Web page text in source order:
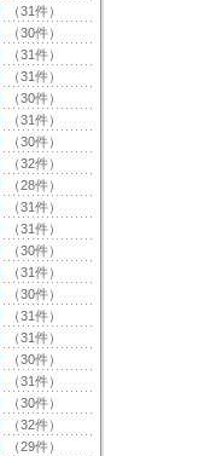
（31件）
（30件）
（31件）
（31件）
（30件）
（31件）
（30件）
（32件）
（28件）
（31件）
（31件）
（30件）
（31件）
（30件）
（31件）
（31件）
（30件）
（31件）
（30件）
（32件）
（29件）